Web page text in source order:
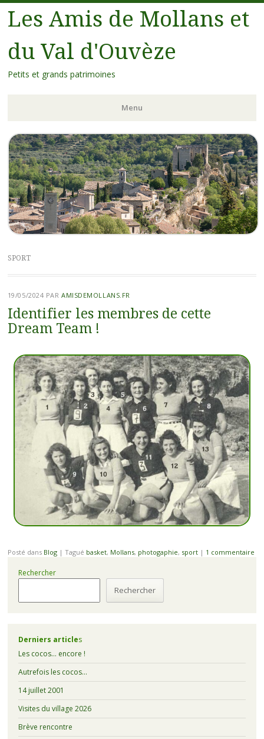
Les Amis de Mollans et
du Val d'Ouvèze
Petits et grands patrimoines
Menu
SPORT
19/05/2024 PARAMISDEMOLLANS.FR
Identifier les membres de cette
Dream Team !
Posté dans Blog | Tagué basket, Mollans, photogaphie, sport | 1 commentaire
Rechercher
Rechercher
Derniers articles
Les cocos… encore !
Autrefois les cocos…
14 juillet 2001
Visites du village 2026
Brève rencontre